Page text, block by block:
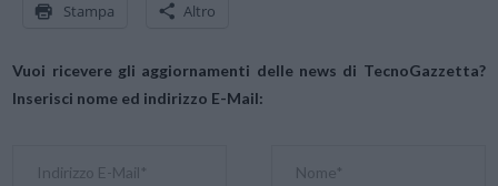
Stampa Altro
Vuoi ricevere gli aggiornamenti delle news di TecnoGazzetta?
Inserisci nome ed indirizzo E-Mail: